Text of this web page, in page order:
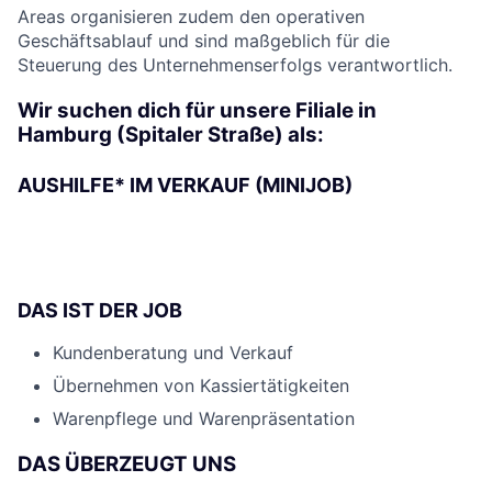
Areas organisieren zudem den operativen
Geschäftsablauf und sind maßgeblich für die
Steuerung des Unternehmenserfolgs verantwortlich.
Wir suchen dich für unsere Filiale in
Hamburg (Spitaler Straße) als:
AUSHILFE* IM VERKAUF (MINIJOB)
DAS IST DER JOB
Kundenberatung und Verkauf
Übernehmen von Kassiertätigkeiten
Warenpflege und Warenpräsentation
DAS ÜBERZEUGT UNS